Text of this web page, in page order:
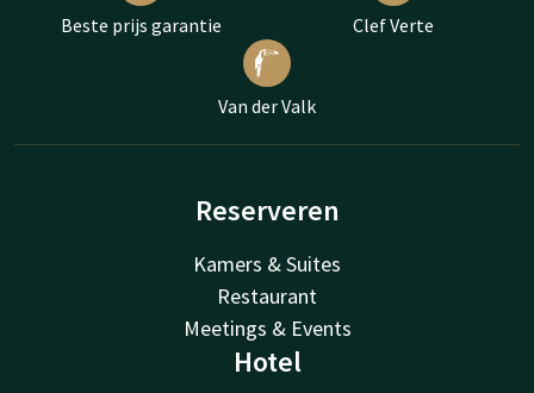
Beste prijs garantie Clef Verte
Van der Valk
Reserveren
Kamers & Suites
Restaurant
Meetings & Events
Hotel